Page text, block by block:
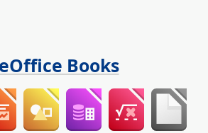
Books